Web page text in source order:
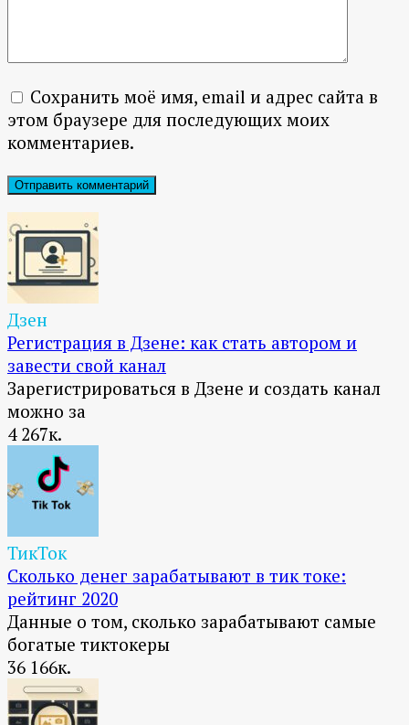
Сохранить моё имя, email и адрес сайта в
этом браузере для последующих моих
комментариев.
Дзен
Регистрация в Дзене: как стать автором и
завести свой канал
Зарегистрироваться в Дзене и создать канал
можно за
4 267к.
ТикТок
Сколько денег зарабатывают в тик токе:
рейтинг 2020
Данные о том, сколько зарабатывают самые
богатые тиктокеры
36 166к.